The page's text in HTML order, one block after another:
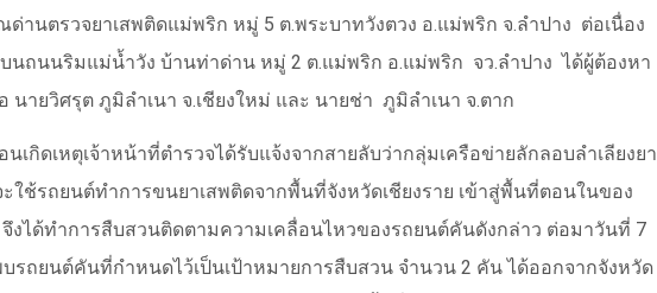
ด่านตรวจยาเสพติดแม่พริก หมู่ 5 ต.พระบาทวังตวง อ.แม่พริก จ.ลำปาง ต่อเนื่อง
บนถนนริมแม่น้ำวัง บ้านท่าด่าน หมู่ 2 ต.แม่พริก อ.แม่พริก จว.ลำปาง ได้ผู้ต้องหา
นายวิศรุต ภูมิลำเนา จ.เชียงใหม่ และ นายช่า ภูมิลำเนา จ.ตาก
นเกิดเหตุเจ้าหน้าที่ตำรวจได้รับแจ้งจากสายลับว่ากลุ่มเครือข่ายลักลอบลำเลียงยา
ะใช้รถยนต์ทำการขนยาเสพติดจากพื้นที่จังหวัดเชียงราย เข้าสู่พื้นที่ตอนในของ
จึงได้ทำการสืบสวนติดตามความเคลื่อนไหวของรถยนต์คันดังกล่าว ต่อมาวันที่ 7
รถยนต์คันที่กำหนดไว้เป็นเป้าหมายการสืบสวน จำนวน 2 คัน ได้ออกจากจังหวัด